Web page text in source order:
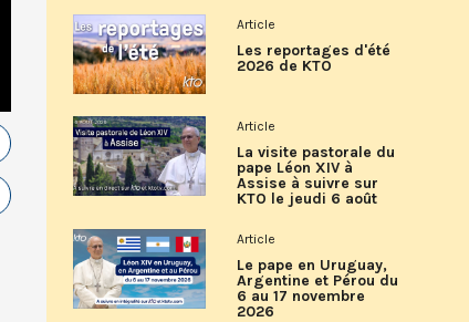
Article
Les reportages d'été
2026 de KTO
Article
La visite pastorale du
pape Léon XIV à
Assise à suivre sur
KTO le jeudi 6 août
Article
Le pape en Uruguay,
Argentine et Pérou du
6 au 17 novembre
2026